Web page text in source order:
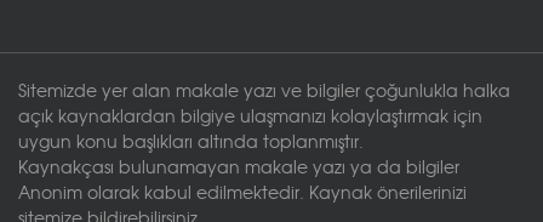
Sitemizde yer alan makale yazı ve bilgiler çoğunlukla halka
açık kaynaklardan bilgiye ulaşmanızı kolaylaştırmak için
uygun konu başlıkları altında toplanmıştır.
Kaynakçası bulunamayan makale yazı ya da bilgiler
Anonim olarak kabul edilmektedir. Kaynak önerilerinizi
sitemize bildirebilirsiniz.